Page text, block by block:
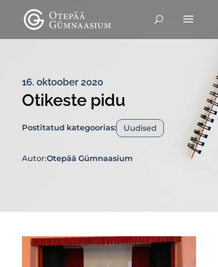
16. oktoober 2020
Otikeste pidu
Postitatud kategoorias: Uudised
Autor:Otepää Gümnaasium